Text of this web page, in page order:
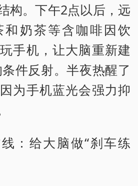
构。下午2点以后，远
奶茶等含咖啡因饮
手机，让大脑重新建
件反射。半夜热醒了
为手机蓝光会强力抑
：给大脑做“刹车练